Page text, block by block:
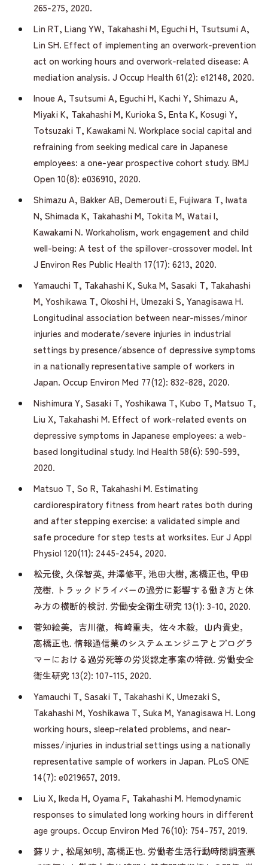
265-275, 2020.
Lin RT, Liang YW, Takahashi M, Eguchi H, Tsutsumi A,
Lin SH. Effect of implementing an overwork-prevention
act on working hours and overwork-related disease: A
mediation analysis. J Occup Health 61(2): e12148, 2020.
Inoue A, Tsutsumi A, Eguchi H, Kachi Y, Shimazu A,
Miyaki K, Takahashi M, Kurioka S, Enta K, Kosugi Y,
Totsuzaki T, Kawakami N. Workplace social capital and
refraining from seeking medical care in Japanese
employees: a one-year prospective cohort study. BMJ
Open 10(8): e036910, 2020.
Shimazu A, Bakker AB, Demerouti E, Fujiwara T, Iwata
N, Shimada K, Takahashi M, Tokita M, Watai I,
Kawakami N. Workaholism, work engagement and child
well-being: A test of the spillover-crossover model. Int
J Environ Res Public Health 17(17): 6213, 2020.
Yamauchi T, Takahashi K, Suka M, Sasaki T, Takahashi
M, Yoshikawa T, Okoshi H, Umezaki S, Yanagisawa H.
Longitudinal association between near-misses/minor
injuries and moderate/severe injuries in industrial
settings by presence/absence of depressive symptoms
in a nationally representative sample of workers in
Japan. Occup Environ Med 77(12): 832-828, 2020.
Nishimura Y, Sasaki T, Yoshikawa T, Kubo T, Matsuo T,
Liu X, Takahashi M. Effect of work-related events on
depressive symptoms in Japanese employees: a web-
based longitudinal study. Ind Health 58(6): 590-599,
2020.
Matsuo T, So R, Takahashi M. Estimating
cardiorespiratory fitness from heart rates both during
and after stepping exercise: a validated simple and
safe procedure for step tests at worksites. Eur J Appl
Physiol 120(11): 2445-2454, 2020.
松元俊, 久保智英, 井澤修平, 池田大樹, 高橋正也, 甲田
茂樹. トラックドライバーの過労に影響する働き方と休
み方の横断的検討. 労働安全衛生研究 13(1): 3-10, 2020.
菅知絵美，吉川徹，梅崎重夫，佐々木毅，山内貴史，
高橋正也. 情報通信業のシステムエンジニアとプログラ
マーにおける過労死等の労災認定事案の特徴. 労働安全
衛生研究 13(2): 107-115, 2020.
Yamauchi T, Sasaki T, Takahashi K, Umezaki S,
Takahashi M, Yoshikawa T, Suka M, Yanagisawa H. Long
working hours, sleep-related problems, and near-
misses/injuries in industrial settings using a nationally
representative sample of workers in Japan. PLoS ONE
14(7): e0219657, 2019.
Liu X, Ikeda H, Oyama F, Takahashi M. Hemodynamic
responses to simulated long working hours in different
age groups. Occup Environ Med 76(10): 754-757, 2019.
蘇リナ, 松尾知明, 高橋正也. 労働者生活行動時間調査票